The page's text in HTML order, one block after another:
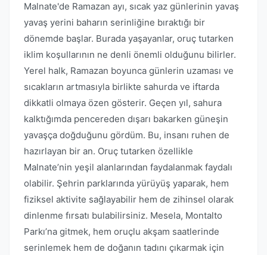
Malnate'de Ramazan ayı, sıcak yaz günlerinin yavaş
yavaş yerini baharın serinliğine bıraktığı bir
dönemde başlar. Burada yaşayanlar, oruç tutarken
iklim koşullarının ne denli önemli olduğunu bilirler.
Yerel halk, Ramazan boyunca günlerin uzaması ve
sıcakların artmasıyla birlikte sahurda ve iftarda
dikkatli olmaya özen gösterir. Geçen yıl, sahura
kalktığımda pencereden dışarı bakarken güneşin
yavaşça doğduğunu gördüm. Bu, insanı ruhen de
hazırlayan bir an. Oruç tutarken özellikle
Malnate’nin yeşil alanlarından faydalanmak faydalı
olabilir. Şehrin parklarında yürüyüş yaparak, hem
fiziksel aktivite sağlayabilir hem de zihinsel olarak
dinlenme fırsatı bulabilirsiniz. Mesela, Montalto
Parkı’na gitmek, hem oruçlu akşam saatlerinde
serinlemek hem de doğanın tadını çıkarmak için